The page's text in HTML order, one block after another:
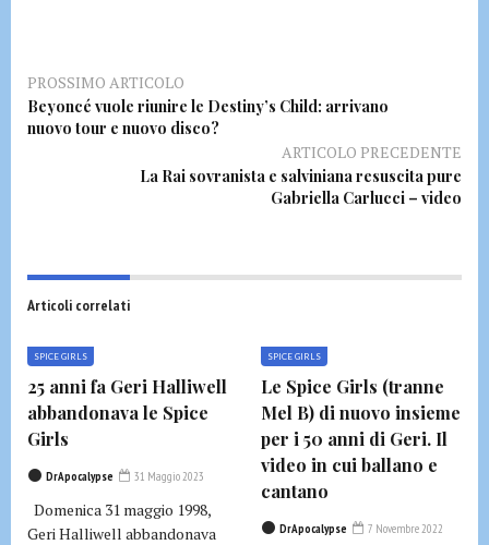
PROSSIMO ARTICOLO
Beyoncé vuole riunire le Destiny’s Child: arrivano
nuovo tour e nuovo disco?
ARTICOLO PRECEDENTE
La Rai sovranista e salviniana resuscita pure
Gabriella Carlucci – video
Articoli correlati
SPICE GIRLS
25 anni fa Geri Halliwell
abbandonava le Spice
Girls
DrApocalypse 31 Maggio 2023
Domenica 31 maggio 1998,
Geri Halliwell abbandonava
SPICE GIRLS
Le Spice Girls (tranne
Mel B) di nuovo insieme
per i 50 anni di Geri. Il
video in cui ballano e
cantano
DrApocalypse 7 Novembre 2022